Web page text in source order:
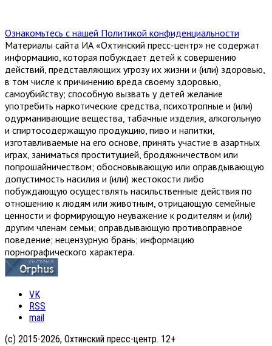
Ознакомьтесь с нашей Политикой конфиденциальности
Материалы сайта ИА «Охтинский пресс-центр» не содержат
информацию, которая побуждает детей к совершению
действий, представляющих угрозу их жизни и (или) здоровью,
в том числе к причинению вреда своему здоровью,
самоубийству; способную вызвать у детей желание
употребить наркотические средства, психотропные и (или)
одурманивающие вещества, табачные изделия, алкогольную
и спиртосодержащую продукцию, пиво и напитки,
изготавливаемые на его основе, принять участие в азартных
играх, заниматься проституцией, бродяжничеством или
попрошайничеством; обосновывающую или оправдывающую
допустимость насилия и (или) жестокости либо
побуждающую осуществлять насильственные действия по
отношению к людям или животным, отрицающую семейные
ценности и формирующую неуважение к родителям и (или)
другим членам семьи; оправдывающую противоправное
поведение; нецензурную брань; информацию
порнографического характера.
VK
RSS
mail
(с) 2015-2026, Охтинский пресс-центр. 12+